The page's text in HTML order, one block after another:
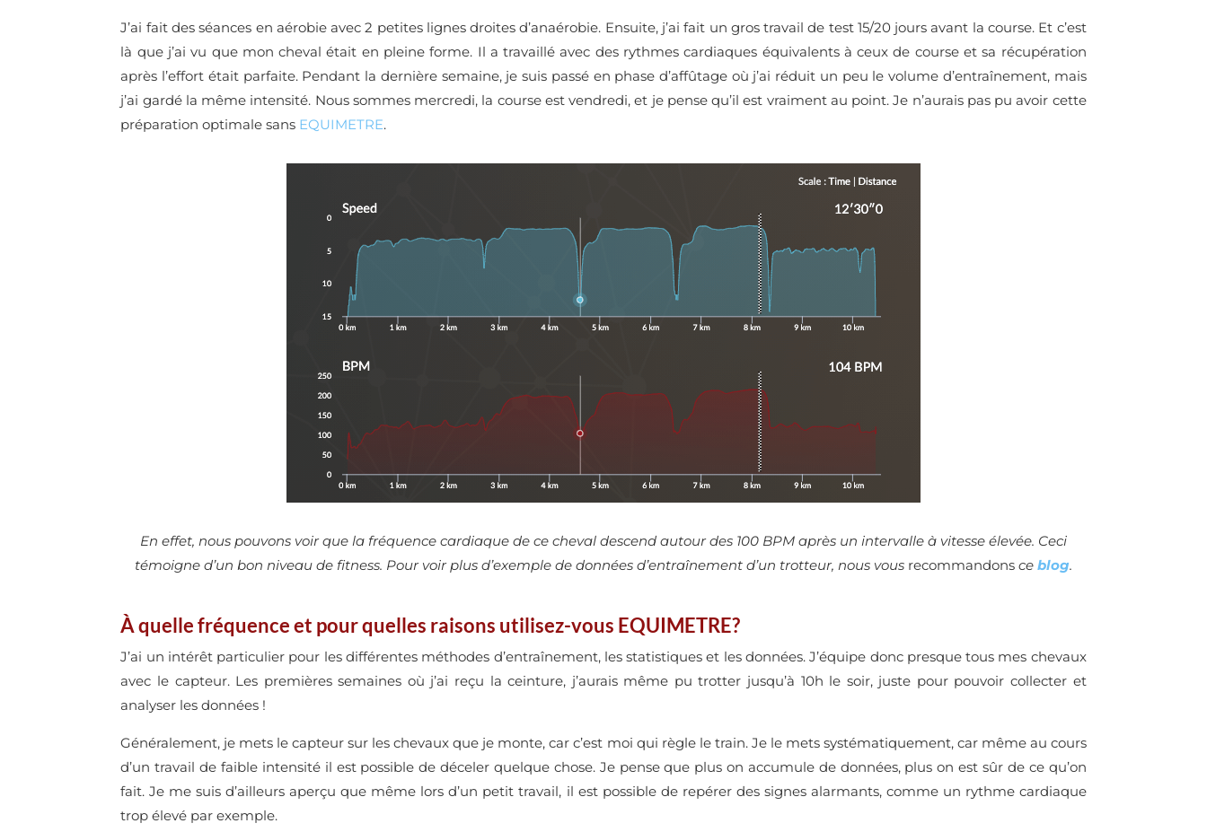
J’ai fait des séances en aérobie avec 2 petites lignes droites d’anaérobie. Ensuite, j’ai fait un gros travail de test 15/20 jours avant la course. Et c’est
là que j’ai vu que mon cheval était en pleine forme. Il a travaillé avec des rythmes cardiaques équivalents à ceux de course et sa récupération
après l’effort était parfaite. Pendant la dernière semaine, je suis passé en phase d’affûtage où j’ai réduit un peu le volume d’entraînement, mais
j’ai gardé la même intensité. Nous sommes mercredi, la course est vendredi, et je pense qu’il est vraiment au point. Je n’aurais pas pu avoir cette
préparation optimale sans EQUIMETRE.
En effet, nous pouvons voir que la fréquence cardiaque de ce cheval descend autour des 100 BPM après un intervalle à vitesse élevée. Ceci
témoigne d’un bon niveau de fitness. Pour voir plus d’exemple de données d’entraînement d’un trotteur, nous vous recommandons ce blog.
À quelle fréquence et pour quelles raisons utilisez-vous EQUIMETRE?
J’ai un intérêt particulier pour les différentes méthodes d’entraînement, les statistiques et les données. J’équipe donc presque tous mes chevaux
avec le capteur. Les premières semaines où j’ai reçu la ceinture, j’aurais même pu trotter jusqu’à 10h le soir, juste pour pouvoir collecter et
analyser les données !
Généralement, je mets le capteur sur les chevaux que je monte, car c’est moi qui règle le train. Je le mets systématiquement, car même au cours
d’un travail de faible intensité il est possible de déceler quelque chose. Je pense que plus on accumule de données, plus on est sûr de ce qu’on
fait. Je me suis d’ailleurs aperçu que même lors d’un petit travail, il est possible de repérer des signes alarmants, comme un rythme cardiaque
trop élevé par exemple.